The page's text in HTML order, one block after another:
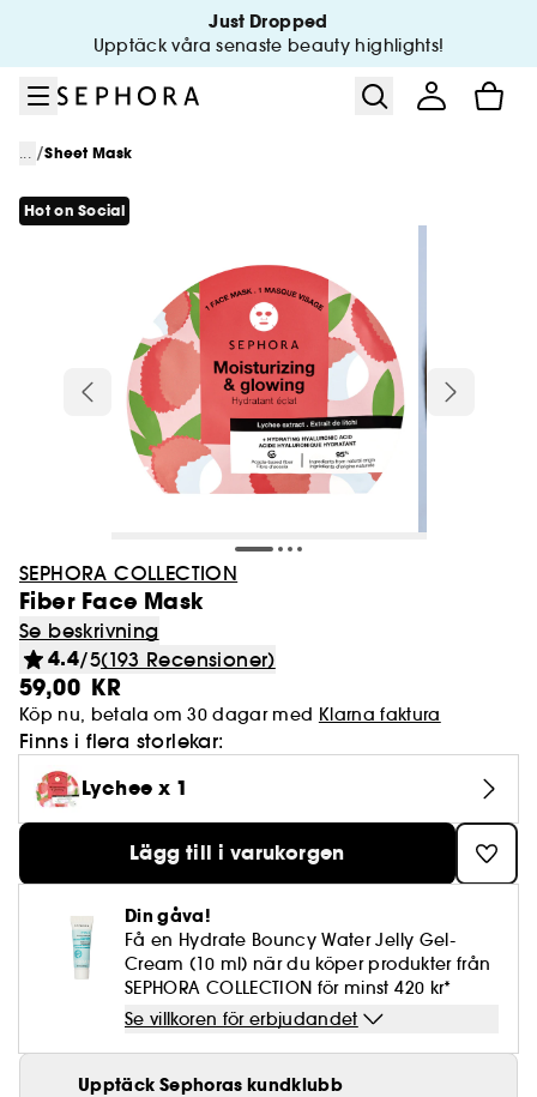
Gå till huvudinnehålletJust Dropped
Upptäck våra senaste beauty highlights!
... /Sheet Mask
Hot on Social
SEPHORA COLLECTION
Fiber Face Mask
Se beskrivning
4.4/5(193 Recensioner)
59,00 KR
Köp nu, betala om 30 dagar med Klarna faktura
Finns i flera storlekar:
Lychee x 1
Lägg till i varukorgen
Din gåva!
Få en Hydrate Bouncy Water Jelly Gel-
Cream (10 ml) när du köper produkter från
SEPHORA COLLECTION för minst 420 kr*
Se villkoren för erbjudandet
Upptäck Sephoras kundklubb